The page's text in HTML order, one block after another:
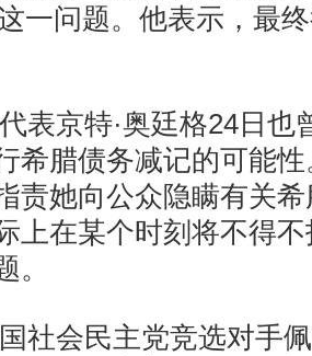
一问题。他表示，最
表京特·奥廷格24日也
希腊债务减记的可能
责她向公众隐瞒有关
上在某个时刻将不得
。
社会民主党竞选对手